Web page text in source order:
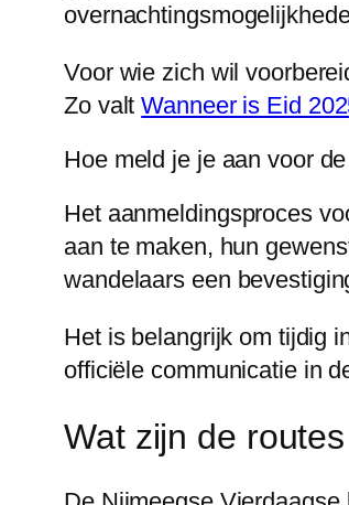
Voor wie zich wil
Zo valtWanneer is Eid
Hoe meld je je aan voor
Het aanmeldingsproces
aan te maken, hun
wandelaars een
Het is belangrijk om tijdig
officiële communicatie in
Wat zijn de